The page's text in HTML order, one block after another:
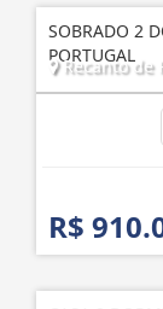
SOBRADO 2
PORTUGAL
Recanto de
R$